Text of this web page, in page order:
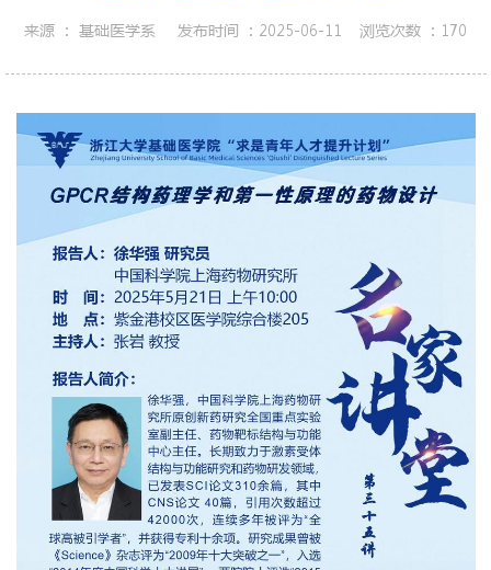
来源 ： 基础医学系 发布时间 ： 2025-06-11 浏览次数 ： 170